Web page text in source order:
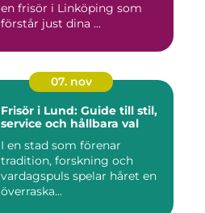
en frisör i Linköping som
förstår just dina ...
07. nov
Frisör i Lund: Guide till stil,
service och hållbara val
I en stad som förenar
tradition, forskning och
vardagspuls spelar håret en
överraska...